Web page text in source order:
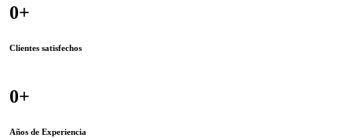
0+
Clientes satisfechos
0+
Años de Experiencia